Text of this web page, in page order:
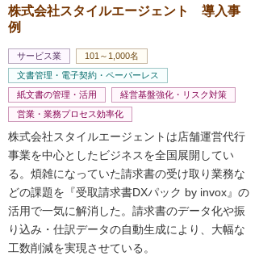
株式会社スタイルエージェント 導入事
例
サービス業
101～1,000名
文書管理・電子契約・ペーパーレス
紙文書の管理・活用
経営基盤強化・リスク対策
営業・業務プロセス効率化
株式会社スタイルエージェントは店舗運営代行
事業を中心としたビジネスを全国展開してい
る。煩雑になっていた請求書の受け取り業務な
どの課題を『受取請求書DXパック by invox』の
活用で一気に解消した。請求書のデータ化や振
り込み・仕訳データの自動生成により、大幅な
工数削減を実現させている。